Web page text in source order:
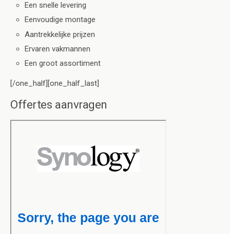
Een snelle levering
Eenvoudige montage
Aantrekkelijke prijzen
Ervaren vakmannen
Een groot assortiment
[/one_half][one_half_last]
Offertes aanvragen